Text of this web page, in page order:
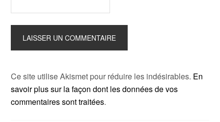
Ce site utilise Akismet pour réduire les indésirables. En
savoir plus sur la façon dont les données de vos
commentaires sont traitées.